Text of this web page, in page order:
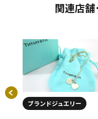
関連店
ブランドジュエリー